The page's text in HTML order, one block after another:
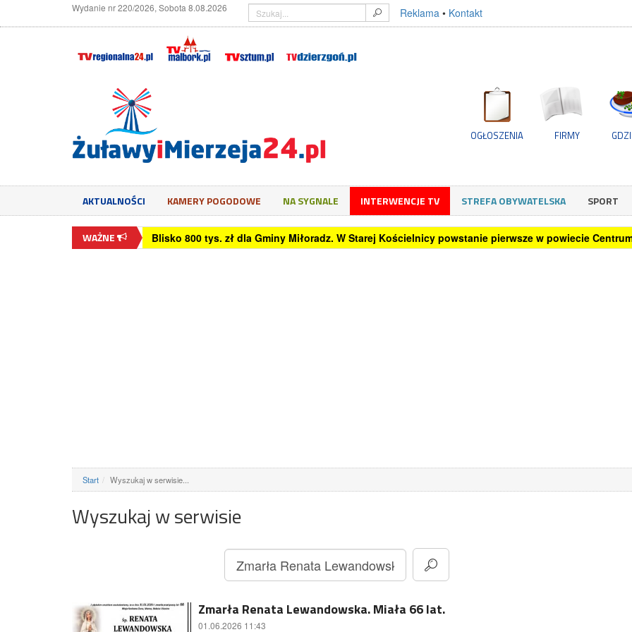
Wydanie nr 220/2026, Sobota 8.08.2026 Reklama • Kontakt
OGŁOSZENIA FIRMY
AKTUALNOŚCI KAMERY POGODOWE NA SYGNALE INTERWENCJE TV STREFA OBYWATELSKA SPORT
WAŻNE Blisko 800 tys. zł dla Gminy Miłoradz. W Starej Kościelnicy powstanie pierwsze w powiecie
Start Wyszukaj w serwisie...
Wyszukaj w serwisie
Zmarła Renata Lewandowska. Miała 66 lat.
01.06.2026 11:43